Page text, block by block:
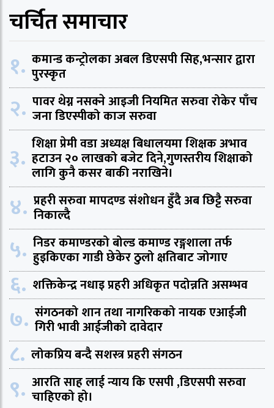
चर्चित समाचार
१. कमान्ड कन्ट्रोलका अबल डिएसपी सिह,भन्सार द्वारा
पुरस्कृत
२. पावर थेग्न नसक्ने आइजी नियमित सरुवा रोकेर पाँच
जना डिएस्पीको काज सरुवा
३. शिक्षा प्रेमी वडा अध्यक्ष बिधालयमा शिक्षक अभाव
हटाउन २० लाखको बजेट दिने,गुणस्तरीय शिक्षाको
लागि कुनै कसर बाकी नराखिने।
४. प्रहरी सरुवा मापदण्ड संशोधन हुँदै अब छिट्टै सरुवा
निकाल्दै
५. निडर कमाण्डरको बोल्ड कमाण्ड रङ्गशाला तर्फ
हुइकिएका गाडी छेकेर ठुलो क्षतिबाट जोगाए
६. शक्तिकेन्द्र नधाइ प्रहरी अधिकृत पदोन्नति असम्भव
७. संगठनको शान तथा नागरिकको नायक एआईजी
गिरी भावी आईजीको दावेदार
८. लोकप्रिय बन्दै सशस्त्र प्रहरी संगठन
९. आरति साह लाई न्याय कि एसपी ,डिएसपी सरुवा
चाहिएको हो।